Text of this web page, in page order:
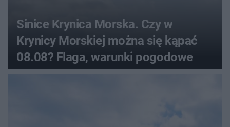
Sinice Krynica Morska. Czy w
Krynicy Morskiej można się kąpać
08.08? Flaga, warunki pogodowe